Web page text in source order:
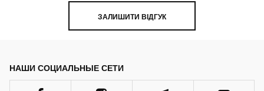
ЗАЛИШИТИ ВІДГУК
НАШИ СОЦИАЛЬНЫЕ СЕТИ